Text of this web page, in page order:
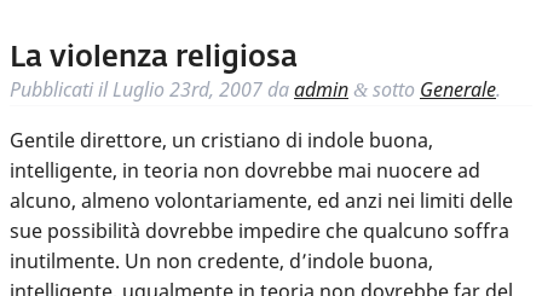
La violenza religiosa
Pubblicati ilLuglio 23rd, 2007 daadmin & sotto Generale.
Gentile direttore, un cristiano di indole buona,
intelligente, in teoria non dovrebbe mai nuocere ad
alcuno, almeno volontariamente, ed anzi nei limiti delle
sue possibilità dovrebbe impedire che qualcuno soffra
inutilmente. Un non credente, d’indole buona,